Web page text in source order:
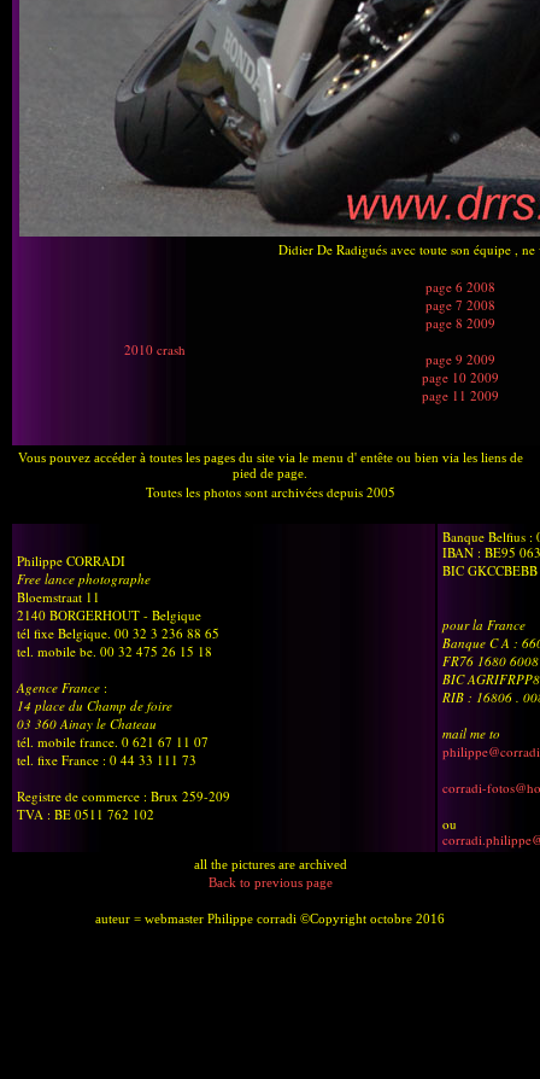
Didier De Radigués avec toute son équipe ,
2010 crash
page 6 2008
page 7 2008
page 8 2009
page 9 2009
page 10 2009
page 11 2009
Vous pouvez accéder à toutes les pages du site via le menu d' entête ou bien via les liens de
pied de page.
Toutes les photos sont archivées depuis 2005
Philippe CORRADI
Free lance photographe
Bloemstraat 11
2140 BORGERHOUT - Belgique
tél fixe Belgique. 00 32 3 236 88 65
tel. mobile be. 00 32 475 26 15 18
Agence France :
14 place du Champ de foire
03 360 Ainay le Chateau
tél. mobile france. 0 621 67 11 07
tel. fixe France : 0 44 33 111 73
Registre de commerce : Brux 259-209
TVA : BE 0511 762 102
Banque Belfius :
IBAN : BE95
BIC GKCCBEBB
pour la France
Banque C A :
FR76 1680
BIC
RIB : 16806 .
mail me to
corradi-
ou
all the pictures are archived
Back to previous page
auteur = webmaster Philippe corradi ©Copyright octobre 2016